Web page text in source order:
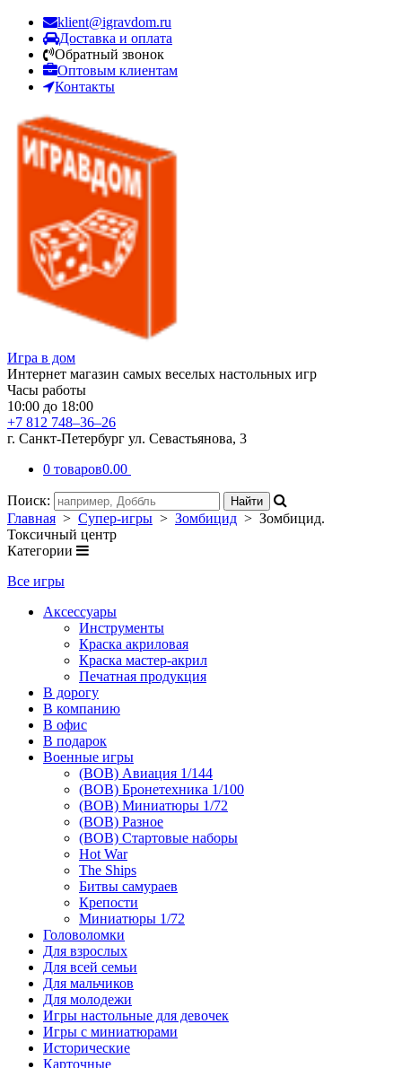
klient@igravdom.ru
Доставка и оплата
Обратный звонок
Оптовым клиентам
Контакты
Игра в дом
Интернет магазин самых веселых настольных игр
Часы работы
10:00 до 18:00
+7 812 748–36–26
г. Санкт-Петербург ул. Севастьянова, 3
0 товаров0.00
Поиск:
Главная > Супер-игры > Зомбицид > Зомбицид.
Токсичный центр
Категории
Все игры
Аксессуары
Инструменты
Краска акриловая
Краска мастер-акрил
Печатная продукция
В дорогу
В компанию
В офис
В подарок
Военные игры
(ВОВ) Авиация 1/144
(ВОВ) Бронетехника 1/100
(ВОВ) Миниатюры 1/72
(ВОВ) Разное
(ВОВ) Стартовые наборы
Hot War
The Ships
Битвы самураев
Крепости
Миниатюры 1/72
Головоломки
Для взрослых
Для всей семьи
Для мальчиков
Для молодежи
Игры настольные для девочек
Игры с миниатюрами
Исторические
Карточные